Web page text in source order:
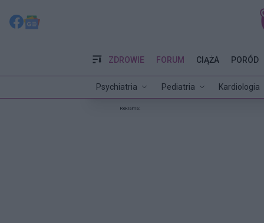
ZDROWIE
Psychiatria Pediatria Kardiologia
FORUM CIĄŻA PORÓD
Reklama: